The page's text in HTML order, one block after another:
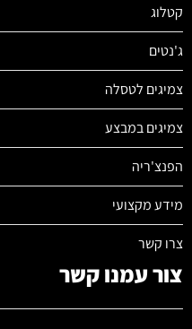
קטלוג
ג'נטים
צמיגים לטסלה
צמיגים במבצע
הפנצ'ריה
מידע מקצועי
צרו קשר
צור עמנו קשר